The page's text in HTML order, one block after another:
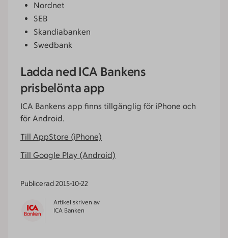
Nordnet
SEB
Skandiabanken
Swedbank
Ladda ned ICA Bankens
prisbelönta app
ICA Bankens app finns tillgänglig för iPhone och
för Android.
Till AppStore (iPhone)
Till Google Play (Android)
Publicerad2015-10-22
Artikel skriven av
ICA Banken